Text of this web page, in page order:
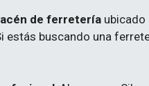
de ferreteríaubicado
estás buscando una